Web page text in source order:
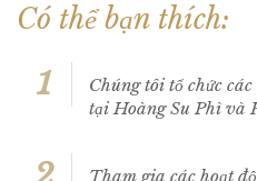
Có thể bạn thích:
1
Chúng tôi tổ chức
tại Hoàng Su Phì và
Tham gia các hoạt